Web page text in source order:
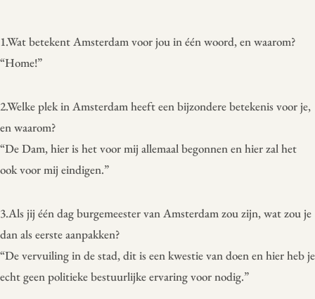
1.Wat betekent Amsterdam voor jou in één woord, en waarom?
“Home!”
2.Welke plek in Amsterdam heeft een bijzondere betekenis voor je,
en waarom?
“De Dam, hier is het voor mij allemaal begonnen en hier zal het
ook voor mij eindigen.”
3.Als jij één dag burgemeester van Amsterdam zou zijn, wat zou je
dan als eerste aanpakken?
“De vervuiling in de stad, dit is een kwestie van doen en hier heb je
echt geen politieke bestuurlijke ervaring voor nodig.”